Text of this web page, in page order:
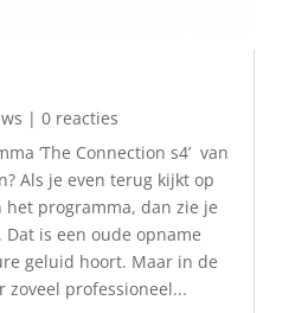
| 0 reacties
‘The Connection s4’ van
Als je even terug kijkt op
het programma, dan zie je
Dat is een oude opname
geluid hoort. Maar in de
zoveel professioneel...